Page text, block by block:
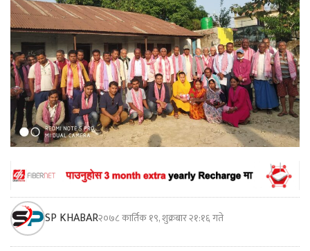
SP KHABAR२०७८ कार्तिक १९, शुक्रबार २१:१६ गते